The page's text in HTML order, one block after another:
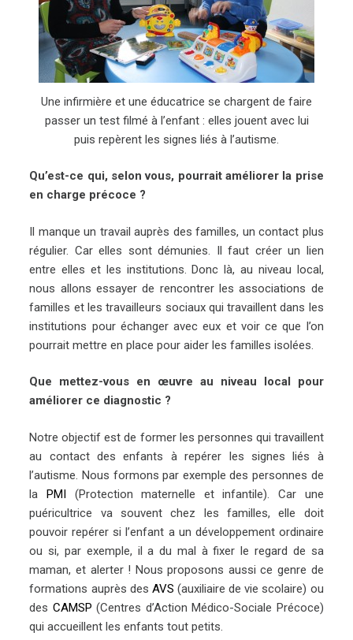
Une infirmière et une éducatrice se chargent de faire
passer un test filmé à l’enfant : elles jouent avec lui
puis repèrent les signes liés à l’autisme.
Qu’est-ce qui, selon vous, pourrait améliorer la prise
en charge précoce ?
Il manque un travail auprès des familles, un contact plus
régulier. Car elles sont démunies. Il faut créer un lien
entre elles et les institutions. Donc là, au niveau local,
nous allons essayer de rencontrer les associations de
familles et les travailleurs sociaux qui travaillent dans les
institutions pour échanger avec eux et voir ce que l’on
pourrait mettre en place pour aider les familles isolées.
Que mettez-vous en œuvre au niveau local pour
améliorer ce diagnostic ?
Notre objectif est de former les personnes qui travaillent
au contact des enfants à repérer les signes liés à
l’autisme. Nous formons par exemple des personnes de
la PMI (Protection maternelle et infantile). Car une
puéricultrice va souvent chez les familles, elle doit
pouvoir repérer si l’enfant a un développement ordinaire
ou si, par exemple, il a du mal à fixer le regard de sa
maman, et alerter ! Nous proposons aussi ce genre de
formations auprès des AVS (auxiliaire de vie scolaire) ou
des CAMSP (Centres d’Action Médico-Sociale Précoce)
qui accueillent les enfants tout petits.